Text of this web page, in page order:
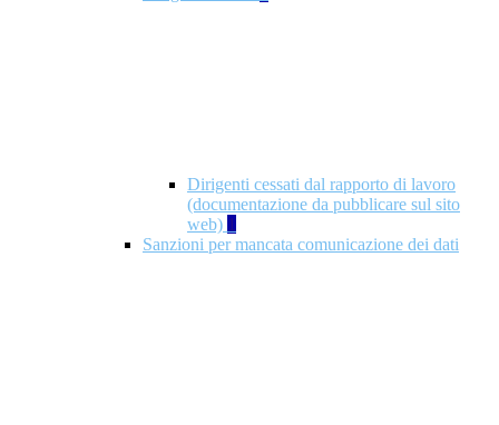
Dirigenti cessati dal rapporto di lavoro
(documentazione da pubblicare sul sito
web) 1
Sanzioni per mancata comunicazione dei dati